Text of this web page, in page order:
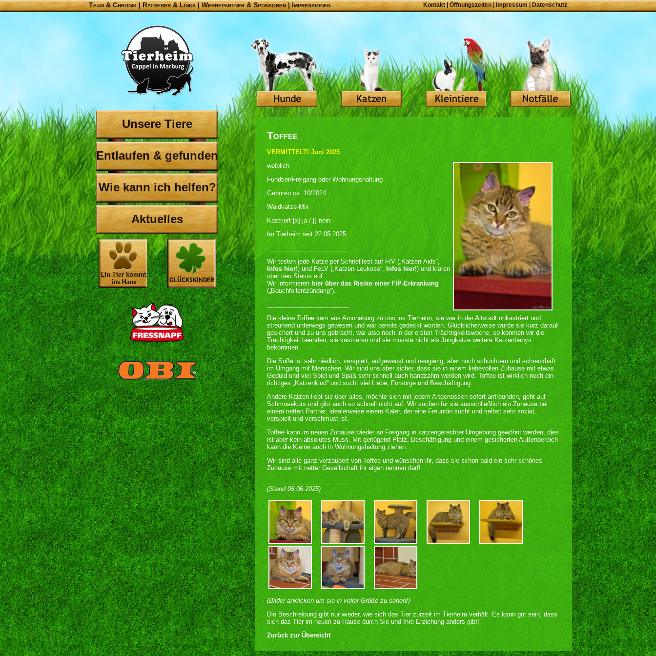
Team & Chronik |Ratgeber & Links|Werbepartner & Sponsoren|Impressionen Kontakt Öffnungszeiten| Impressum|Datenschutz
Unsere Tiere
Entlaufen & gefunden
Wie kann ich helfen?
Aktuelles
Toffee
VERMITTELT! Juni 2025
weiblich
Fundtier/Freigang oder Wohnungshaltung
Geboren ca. 10/2024
Waldkatze-Mix
Kastriert [x] ja / [] nein
Im Tierheim seit 22.05.2025
Wir testen jede Katze per Schnelltest auf FIV („Katzen-Aids“,
Infos hier!) und FeLV („Katzen-Leukose“, Infos hier!) und klären
über den Status auf.
Wir informieren hier über das Risiko einer FIP-Erkrankung
(„Bauchfellentzündung“).
Die kleine Toffee kam aus Amöneburg zu uns ins Tierheim, sie war in der Altstadt unkastriert und
streunend unterwegs gewesen und war bereits gedeckt worden. Glücklicherweise wurde sie kurz darauf
gesichert und zu uns gebracht, war also noch in der ersten Trächtigkeitswoche, so konnten wir die
Trächtigkeit beenden, sie kastrieren und sie musste nicht als Jungkatze weitere Katzenbabys
bekommen.
Die Süße ist sehr niedlich, verspielt, aufgeweckt und neugierig, aber noch schüchtern und schreckhaft
im Umgang mit Menschen. Wir sind uns aber sicher, dass sie in einem liebevollen Zuhause mit etwas
Geduld und viel Spiel und Spaß sehr schnell auch handzahm werden wird. Toffee ist wirklich noch ein
richtiges „Katzenkind“ und sucht viel Liebe, Fürsorge und Beschäftigung.
Andere Katzen liebt sie über alles, möchte sich mit jedem Artgenossen sofort anfreunden, geht auf
Schmusekurs und gibt auch so schnell nicht auf. Wir suchen für sie ausschließlich ein Zuhause bei
einem netten Partner, idealerweise einem Kater, der eine Freundin sucht und selbst sehr sozial,
verspielt und verschmust ist.
Toffee kann im neuen Zuhause wieder an Freigang in katzengerechter Umgebung gewöhnt werden, dies
ist aber kein absolutes Muss. Mit genügend Platz, Beschäftigung und einem gesicherten Außenbereich
kann die Kleine auch in Wohnungshaltung ziehen.
Wir sind alle ganz verzaubert von Toffee und wünschen ihr, dass sie schon bald ein sehr schönes
Zuhause mit netter Gesellschaft ihr eigen nennen darf!
________________________
(Stand 05.06.2025)
(Bilder anklicken um sie in voller Größe zu sehen!)
Die Beschreibung gibt nur wieder, wie sich das Tier zurzeit im Tierheim verhält. Es kann gut sein, dass
sich das Tier im neuen zu Hause durch Sie und Ihre Erziehung anders gibt!
Zurück zur Übersicht